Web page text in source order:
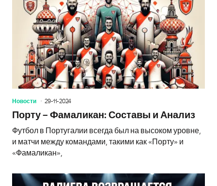
Новости 29-11-2024
Порту – Фамаликан: Составы и Анализ
Футбол в Португалии всегда был на высоком уровне,
и матчи между командами, такими как «Порту» и
«Фамаликан»,